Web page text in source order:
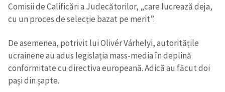
Comisii de Calificări a Judecătorilor, „care lucrează deja,
cu un proces de selecție bazat pe merit”.
De asemenea, potrivit lui Olivér Várhelyi, autoritățile
ucrainene au adus legislația mass-media în deplină
conformitate cu directiva europeană. Adică au făcut doi
pași din șapte.